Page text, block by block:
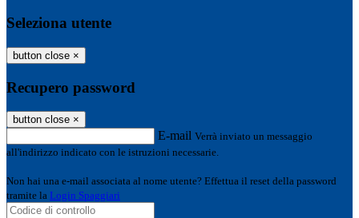
Seleziona utente
button close ×
Recupero password
button close ×
E-mail Verrà inviato un messaggio
all'indirizzo indicato con le istruzioni necessarie.
Non hai una e-mail associata al nome utente? Effettua il reset della password
tramite la Login Spaggiari